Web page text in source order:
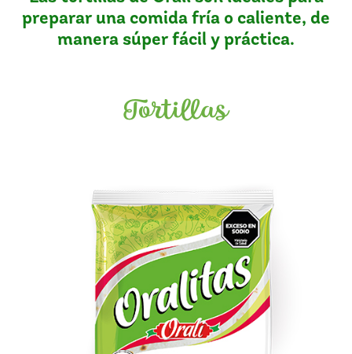
preparar una comida fría o caliente, de
manera súper fácil y práctica.
Tortillas